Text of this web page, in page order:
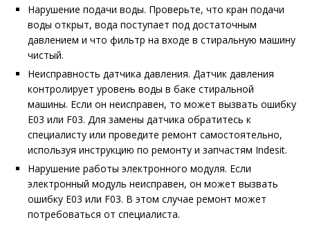
Нарушение подачи воды. Проверьте, что кран подачи
воды открыт, вода поступает под достаточным
давлением и что фильтр на входе в стиральную машину
чистый.
Неисправность датчика давления. Датчик давления
контролирует уровень воды в баке стиральной
машины. Если он неисправен, то может вызвать ошибку
E03 или F03. Для замены датчика обратитесь к
специалисту или проведите ремонт самостоятельно,
используя инструкцию по ремонту и запчастям Indesit.
Нарушение работы электронного модуля. Если
электронный модуль неисправен, он может вызвать
ошибку E03 или F03. В этом случае ремонт может
потребоваться от специалиста.